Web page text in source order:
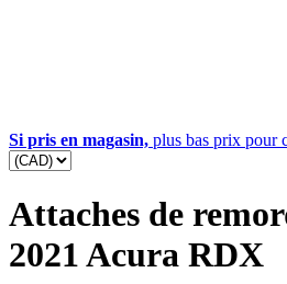
Si pris en magasin, plus bas prix pour
Attaches de
2021 Acura RDX